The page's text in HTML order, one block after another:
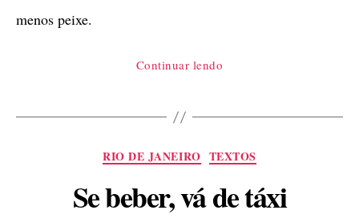
menos peixe.
Continuar lendo
Categorias
RIO DE JANEIRO TEXTOS
Se beber, vá de táxi